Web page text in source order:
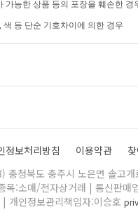
가능한 상품 등의 포장을 훼손한 경
색 등 단순 기호차이에 의한 경우
정보처리방침 이용약관
충청북도 충주시 노은면 솔고
:소매/전자상거래 | 통신판매
인정보관리책임자:이승호